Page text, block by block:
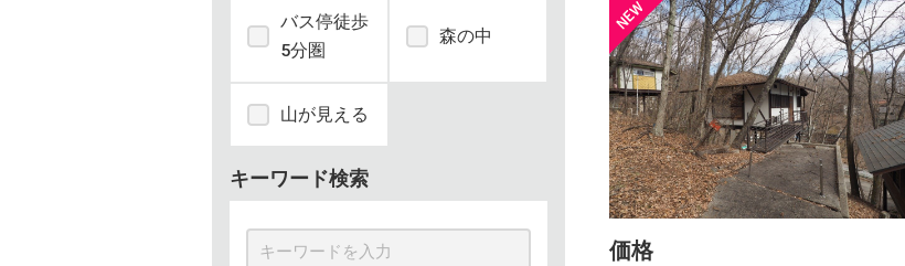
バス停徒歩
5分圏
森の中
山が見える
キーワード検索
価格